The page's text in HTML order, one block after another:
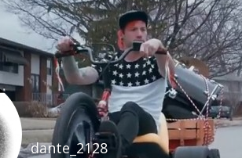
dante_2128